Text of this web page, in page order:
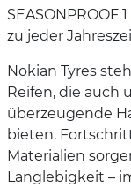
SEASONPROOF
zu jeder
Nokian Tyres
Reifen, die auch
überzeugende
bieten.
Materialien
Langlebigkeit –